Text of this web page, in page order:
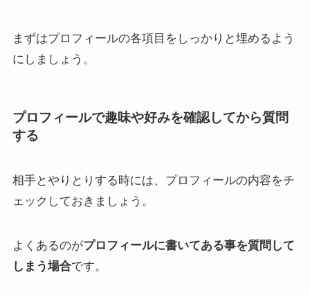
まずはプロフィールの各項目をしっかりと埋めるよう
にしましょう。
プロフィールで趣味や好みを確認してから質問
する
相手とやりとりする時には、プロフィールの内容をチ
ェックしておきましょう。
よくあるのがプロフィールに書いてある事を質問して
しまう場合です。